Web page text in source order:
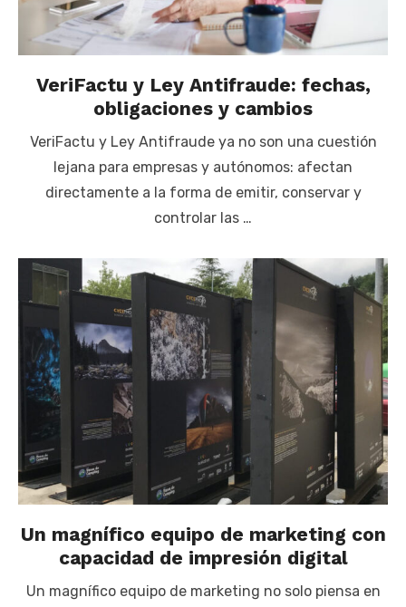
VeriFactu y Ley Antifraude: fechas,
obligaciones y cambios
VeriFactu y Ley Antifraude ya no son una cuestión
lejana para empresas y autónomos: afectan
directamente a la forma de emitir, conservar y
controlar las …
Un magnífico equipo de marketing con
capacidad de impresión digital
Un magnífico equipo de marketing no solo piensa en